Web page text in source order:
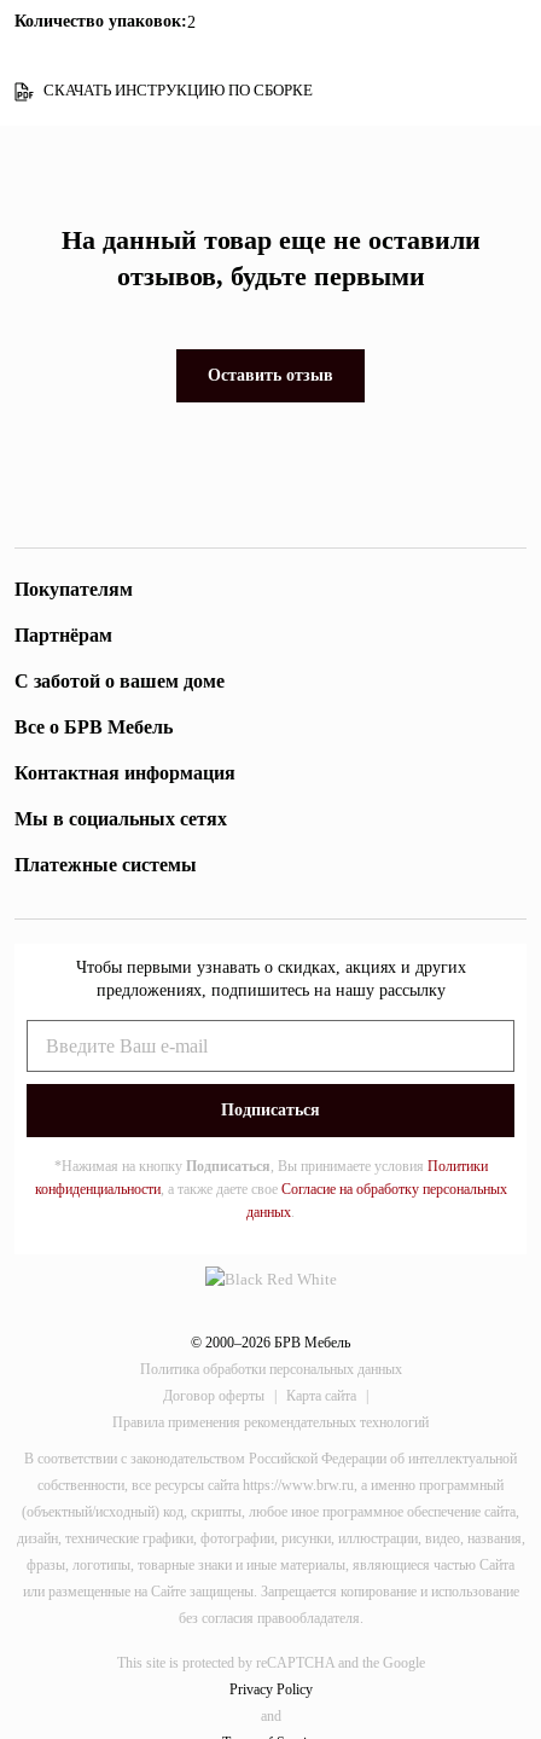
Количество упаковок:2
СКАЧАТЬ ИНСТРУКЦИЮ ПО СБОРКЕ
На данный товар еще не оставили
отзывов, будьте первыми
Оставить отзыв
Покупателям
Партнёрам
С заботой о вашем доме
Все о БРВ Мебель
Контактная информация
Мы в социальных сетях
Платежные системы
Чтобы первыми узнавать о скидках, акциях и других
предложениях, подпишитесь на нашу рассылку
*Нажимая на кнопку Подписаться , Вы принимаете условия Политики
конфиденциальности, а также даете свое Согласие на обработку персональных
данных
© 2000–2026 БРВ Мебель
Политика обработки персональных данных
Договор оферты
| Карта сайта
|
Правила применения рекомендательных технологий
В соответствии с законодательством Российской Федерации об интеллектуальной
собственности, все ресурсы сайта https://www.brw.ru, а именно программный
(объектный/исходный) код, скрипты, любое иное программное обеспечение сайта,
дизайн, технические графики, фотографии, рисунки, иллюстрации, видео, названия,
фразы, логотипы, товарные знаки и иные материалы, являющиеся частью Сайта
или размещенные на Сайте защищены. Запрещается копирование и использование
без согласия правообладателя.
This site is protected by reCAPTCHA and the Google
Privacy Policy
and